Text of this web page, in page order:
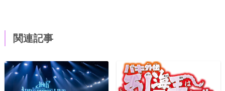
関連記事